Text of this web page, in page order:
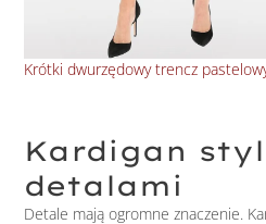
Krótki dwurzędowy trencz
Kardigan
detalami
Detale mają ogromne znaczenie.